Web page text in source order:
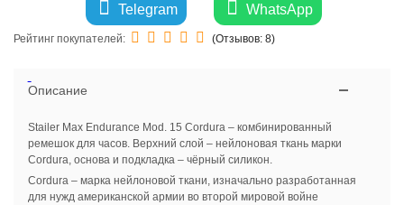
Telegram WhatsApp
Рейтинг покупателей: (Отзывов: 8)
Описание
Stailer Max Endurance Mod. 15 Cordura – комбинированный
ремешок для часов. Верхний слой – нейлоновая ткань марки
Cordura, основа и подкладка – чёрный силикон.
Cordura – марка нейлоновой ткани, изначально разработанная
для нужд американской армии во второй мировой войне